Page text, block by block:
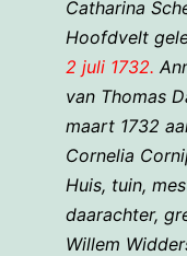
Catharina
Hoofdvelt
2 juli 1732.
van Thomas
maart 1732
Cornelia
Huis, tuin,
daarachter,
Willem